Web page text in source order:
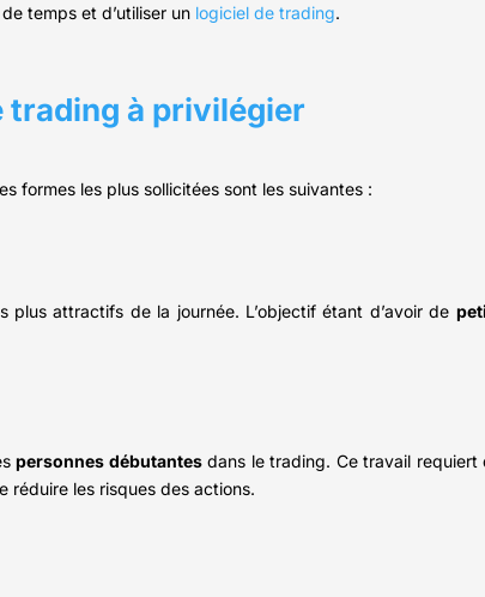
temps et d’utiliser un logiciel de trading.
trading à privilégier
formes les plus sollicitées sont les suivantes :
attractifs de la journée. L’objectif étant d’avoir de
personnes débutantesdans le trading. Ce travail requiert
réduire les risques des actions.